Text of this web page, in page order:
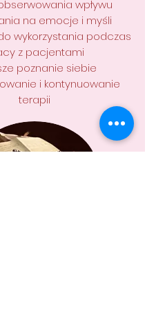
wpływu
na emocje i myśli
wykorzystania podczas
z pacjentami
poznanie siebie
i kontynuowanie
terapii